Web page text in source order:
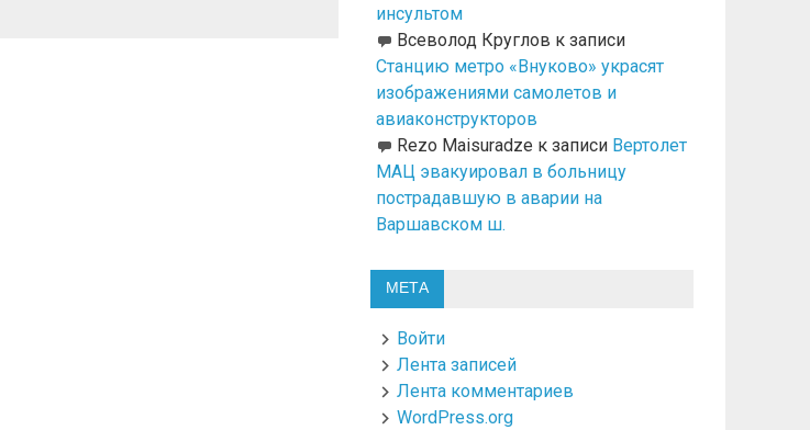
инсультом
Всеволод Круглов к записи
Станцию метро «Внуково» украсят
изображениями самолетов и
авиаконструкторов
Rezo Maisuradze к записи Вертолет
МАЦ эвакуировал в больницу
пострадавшую в аварии на
Варшавском ш.
МЕТА
Войти
Лента записей
Лента комментариев
WordPress.org